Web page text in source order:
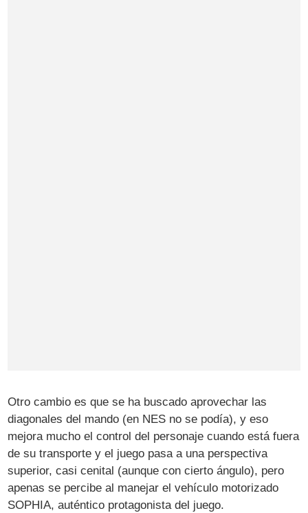
Otro cambio es que se ha buscado aprovechar las
diagonales del mando (en NES no se podía), y eso
mejora mucho el control del personaje cuando está fuera
de su transporte y el juego pasa a una perspectiva
superior, casi cenital (aunque con cierto ángulo), pero
apenas se percibe al manejar el vehículo motorizado
SOPHIA, auténtico protagonista del juego.